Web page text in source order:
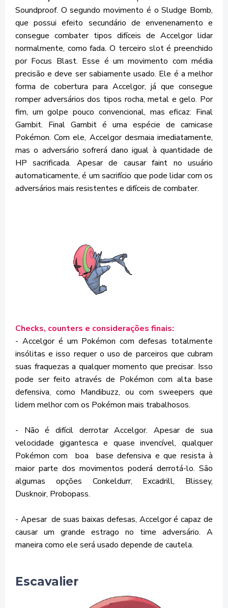
Soundproof. O segundo movimento é o Sludge Bomb,
que possui efeito secundário de envenenamento e
consegue combater tipos difíceis de Accelgor lidar
normalmente, como fada. O terceiro slot é preenchido
por Focus Blast. Esse é um movimento com média
precisão e deve ser sabiamente usado. Ele é a melhor
forma de cobertura para Accelgor, já que consegue
romper adversários dos tipos rocha, metal e gelo. Por
fim, um golpe pouco convencional, mas eficaz: Final
Gambit. Final Gambit é uma espécie de camicase
Pokémon. Com ele, Accelgor desmaia imediatamente,
mas o adversário sofrerá dano igual à quantidade de
HP sacrificada. Apesar de causar faint no usuário
automaticamente, é um sacrifício que pode lidar com os
adversários mais resistentes e difíceis de combater.
Checks, counters e considerações finais:
- Accelgor é um Pokémon com defesas totalmente
insólitas e isso requer o uso de parceiros que cubram
suas fraquezas a qualquer momento que precisar. Isso
pode ser feito através de Pokémon com alta base
defensiva, como Mandibuzz, ou com sweepers que
lidem melhor com os Pokémon mais trabalhosos.
- Não é difícil derrotar Accelgor. Apesar de sua
velocidade gigantesca e quase invencível, qualquer
Pokémon com boa base defensiva e que resista à
maior parte dos movimentos poderá derrotá-lo. São
algumas opções Conkeldurr, Excadrill, Blissey,
Dusknoir, Probopass.
- Apesar de suas baixas defesas, Accelgor é capaz de
causar um grande estrago no time adversário. A
maneira como ele será usado depende de cautela.
Escavalier